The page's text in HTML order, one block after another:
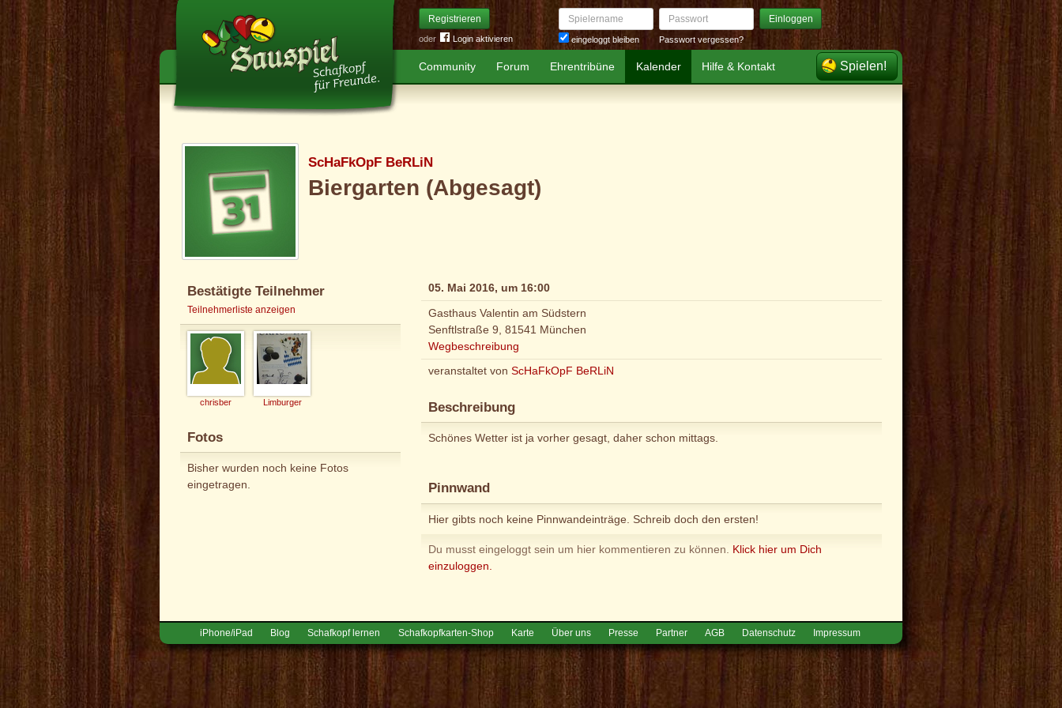
Registrieren
oder Login aktivieren
Spielername
eingeloggt bleiben
Passwort Einloggen
Passwort vergessen?
Community Forum Ehrentribüne Kalender Hilfe & Kontakt Spielen!
ScHaFkOpF BeRLiN
Biergarten (Abgesagt)
Bestätigte Teilnehmer
Teilnehmerliste anzeigen
chrisber Limburger
Fotos
Bisher wurden noch keine Fotos
eingetragen.
05. Mai 2016, um 16:00
Gasthaus Valentin am Südstern
Senftlstraße 9, 81541 München
Wegbeschreibung
veranstaltet von ScHaFkOpF BeRLiN
Beschreibung
Schönes Wetter ist ja vorher gesagt, daher schon mittags.
Pinnwand
Hier gibts noch keine Pinnwandeinträge. Schreib doch den ersten!
Du musst eingeloggt sein um hier kommentieren zu können. Klick hier um Dich
einzuloggen.
iPhone/iPad Blog Schafkopf lernen Schafkopfkarten-Shop Karte Über uns Presse Partner AGB Datenschutz Impressum